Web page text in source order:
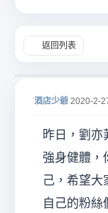
返回列表
酒店少爺 2020-2-
昨日，劉亦
強身健體，
己，希望大
自己的粉絲